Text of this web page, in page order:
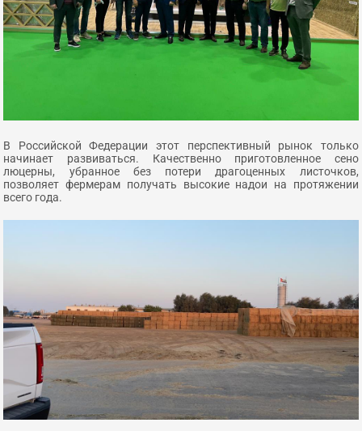
В Российской Федерации этот перспективный рынок только
начинает развиваться. Качественно приготовленное сено
люцерны, убранное без потери драгоценных листочков,
позволяет фермерам получать высокие надои на протяжении
всего года.